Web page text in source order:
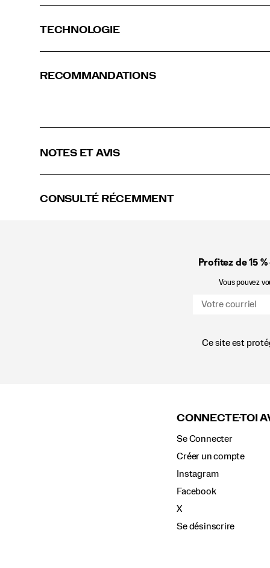
le
et
ce
se
TECHNOLOGIE
RECOMMANDATIONS
NOTES ET AVIS
CONSULTÉ RÉCEMMENT
Profitez de 15 %
Vous pouvez
Ce site est
CONNECTE-TOI
Se Connecter
Créer un compte
Instagram
Facebook
X
Se désinscrire